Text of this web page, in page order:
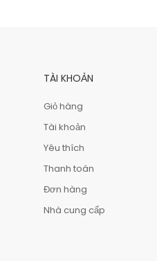
TÀI KHOẢN
Giỏ hàng
Tài khoản
Yêu thích
Thanh toán
Đơn hàng
Nhà cung cấp